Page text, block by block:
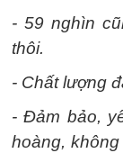
- 59 nghìn
thôi.
- Chất lượng
- Đảm bảo,
hoàng,